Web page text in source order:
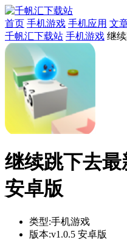
首页 手机游戏 手机应用 文
千帆汇下载站 手机游戏 继
继续跳下去最
安卓版
类型:手机游戏
版本:v1.0.5 安卓版